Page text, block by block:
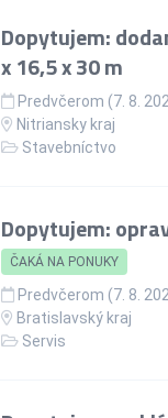
Dopytujem:
x 16,5 x 30 m
Predvčerom (7. 8.
Nitriansky kraj
Stavebníctvo
Dopytujem:
ČAKÁ NA PONUKY
Predvčerom (7. 8.
Bratislavský kraj
Servis